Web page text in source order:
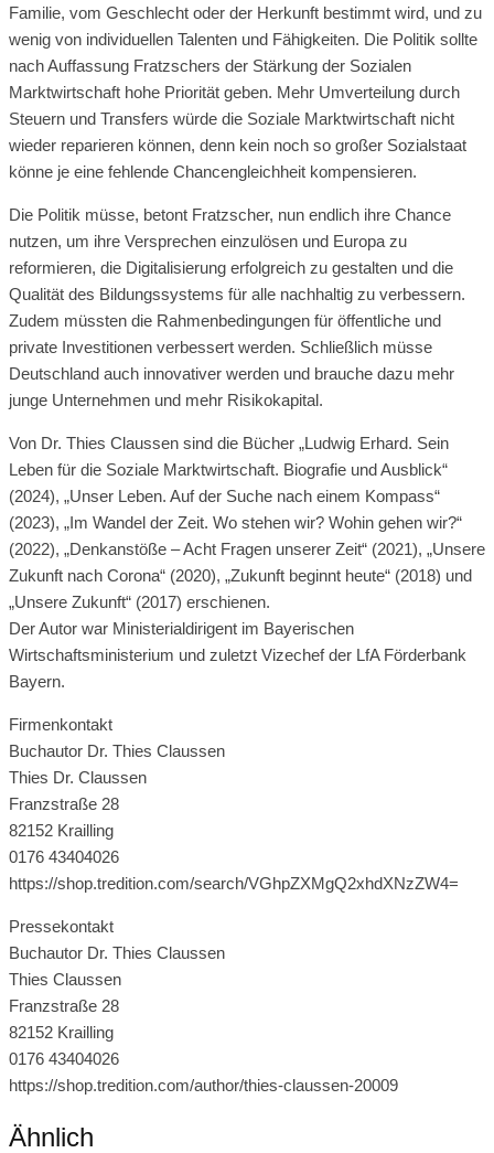
Familie, vom Geschlecht oder der Herkunft bestimmt wird, und zu
wenig von individuellen Talenten und Fähigkeiten. Die Politik sollte
nach Auffassung Fratzschers der Stärkung der Sozialen
Marktwirtschaft hohe Priorität geben. Mehr Umverteilung durch
Steuern und Transfers würde die Soziale Marktwirtschaft nicht
wieder reparieren können, denn kein noch so großer Sozialstaat
könne je eine fehlende Chancengleichheit kompensieren.
Die Politik müsse, betont Fratzscher, nun endlich ihre Chance
nutzen, um ihre Versprechen einzulösen und Europa zu
reformieren, die Digitalisierung erfolgreich zu gestalten und die
Qualität des Bildungssystems für alle nachhaltig zu verbessern.
Zudem müssten die Rahmenbedingungen für öffentliche und
private Investitionen verbessert werden. Schließlich müsse
Deutschland auch innovativer werden und brauche dazu mehr
junge Unternehmen und mehr Risikokapital.
Von Dr. Thies Claussen sind die Bücher „Ludwig Erhard. Sein
Leben für die Soziale Marktwirtschaft. Biografie und Ausblick“
(2024), „Unser Leben. Auf der Suche nach einem Kompass“
(2023), „Im Wandel der Zeit. Wo stehen wir? Wohin gehen wir?“
(2022), „Denkanstöße – Acht Fragen unserer Zeit“ (2021), „Unsere
Zukunft nach Corona“ (2020), „Zukunft beginnt heute“ (2018) und
„Unsere Zukunft“ (2017) erschienen.
Der Autor war Ministerialdirigent im Bayerischen
Wirtschaftsministerium und zuletzt Vizechef der LfA Förderbank
Bayern.
Firmenkontakt
Buchautor Dr. Thies Claussen
Thies Dr. Claussen
Franzstraße 28
82152 Krailling
0176 43404026
https://shop.tredition.com/search/VGhpZXMgQ2xhdXNzZW4=
Pressekontakt
Buchautor Dr. Thies Claussen
Thies Claussen
Franzstraße 28
82152 Krailling
0176 43404026
https://shop.tredition.com/author/thies-claussen-20009
Ähnlich